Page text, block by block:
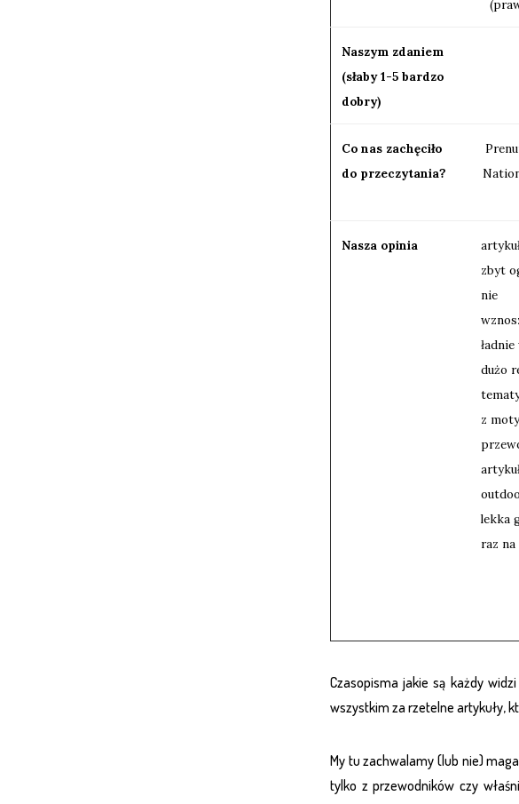
Naszym zdaniem
(słaby 1-5 bardzo
dobry)
Co nas zachęciło
do przeczytania?
Nasza opinia
zbyt
nie
dużo
z
lekka
raz na
Czasopisma jakie są każdy
wszystkim za rzetelne artykuły,
My tu zachwalamy (lub nie)
tylko z przewodników czy